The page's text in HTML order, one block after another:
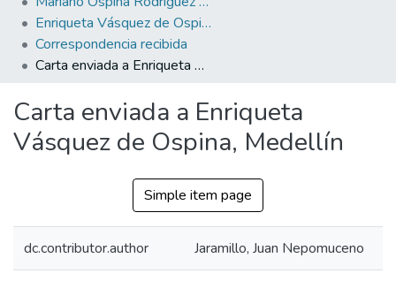
All of DSpace
Statistics
Enriqueta Vásquez de Ospina
Correspondencia recibida
Carta enviada a Enriqueta Vásquez de Ospina, Medellín
Carta enviada a Enriqueta
Vásquez de Ospina, Medellín
Simple item page
dc.contributor.author Jaramillo, Juan Nepomuceno